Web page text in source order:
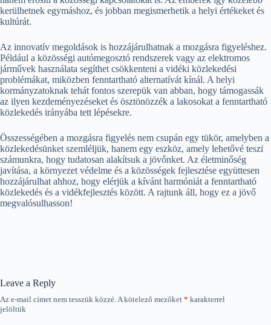
kerülhetnek egymáshoz, és jobban megismerhetik a helyi értékeket és
kultúrát.
Az innovatív megoldások is hozzájárulhatnak a mozgásra figyeléshez.
Például a közösségi autómegosztó rendszerek vagy az elektromos
járművek használata segíthet csökkenteni a vidéki közlekedési
problémákat, miközben fenntartható alternatívát kínál. A helyi
kormányzatoknak tehát fontos szerepük van abban, hogy támogassák
az ilyen kezdeményezéseket és ösztönözzék a lakosokat a fenntartható
közlekedés irányába tett lépésekre.
Összességében a mozgásra figyelés nem csupán egy tükör, amelyben a
közlekedésünket szemléljük, hanem egy eszköz, amely lehetővé teszi
számunkra, hogy tudatosan alakítsuk a jövőnket. Az életminőség
javítása, a környezet védelme és a közösségek fejlesztése együttesen
hozzájárulhat ahhoz, hogy elérjük a kívánt harmóniát a fenntartható
közlekedés és a vidékfejlesztés között. A rajtunk áll, hogy ez a jövő
megvalósulhasson!
Leave a Reply
Az e-mail címet nem tesszük közzé.A kötelező mezőket * karakterrel
jelöltük